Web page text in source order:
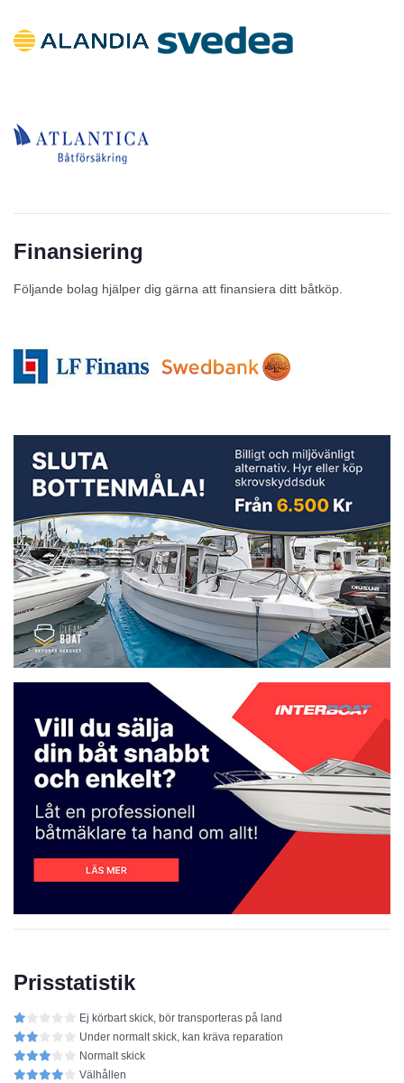
Finansiering
Följande bolag hjälper dig gärna att finansiera ditt båtköp.
Prisstatistik
Ej körbart skick, bör transporteras på land
Under normalt skick, kan kräva reparation
Normalt skick
Välhållen